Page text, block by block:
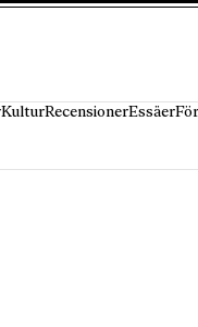
KulturRecensionerEssäer